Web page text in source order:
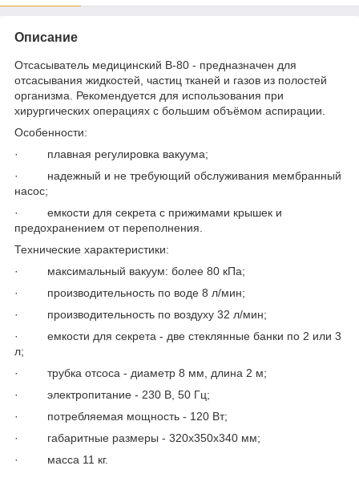
Описание
Отсасыватель медицинский В-80 - предназначен для
отсасывания жидкостей, частиц тканей и газов из полостей
организма. Рекомендуется для использования при
хирургических операциях с большим объёмом аспирации.
Особенности:
· плавная регулировка вакуума;
· надежный и не требующий обслуживания мембранный
насос;
· емкости для секрета с прижимами крышек и
предохранением от переполнения.
Технические характеристики:
· максимальный вакуум: более 80 кПа;
· производительность по воде 8 л/мин;
· производительность по воздуху 32 л/мин;
· емкости для секрета - две стеклянные банки по 2 или 3
л;
· трубка отсоса - диаметр 8 мм, длина 2 м;
· электропитание - 230 В, 50 Гц;
· потребляемая мощность - 120 Вт;
· габаритные размеры - 320х350х340 мм;
· масса 11 кг.